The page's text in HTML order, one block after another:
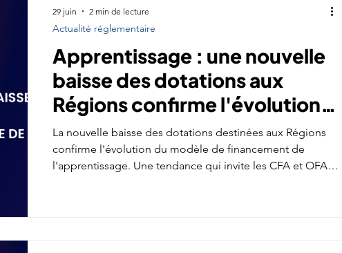
Apprentissage : une nouvelle
baisse des dotations aux
Régions confirme l'évolution
du modèle de financement
La nouvelle baisse des dotations destinées aux Régions
confirme l'évolution du modèle de financement de
l'apprentissage. Une tendance qui invite les CFA et OFA à
Actualité réglementaire
29 juin 2 min de lecture